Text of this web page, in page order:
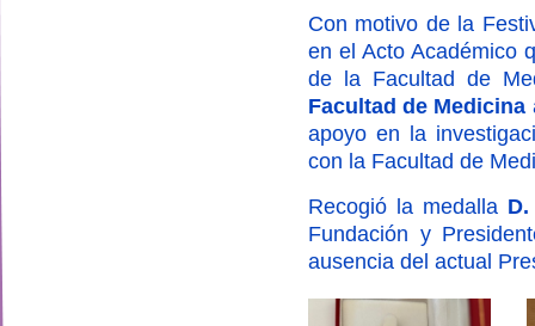
Con motivo de la
en el Acto Académico
de la Facultad de
Facultad de Medicina
apoyo en la
con la Facultad de
Recogió la medalla
Fundación y
ausencia del actual